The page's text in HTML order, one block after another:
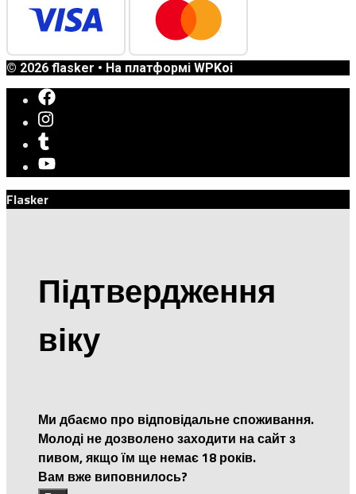
© 2026 flasker • На платформі WPKoi
Flasker
Підтвердження
віку
Ми дбаємо про відповідальне споживання.
Молоді не дозволено заходити на сайт з
пивом, якщо їм ще немає 18 років.
Вам вже виповнилось?